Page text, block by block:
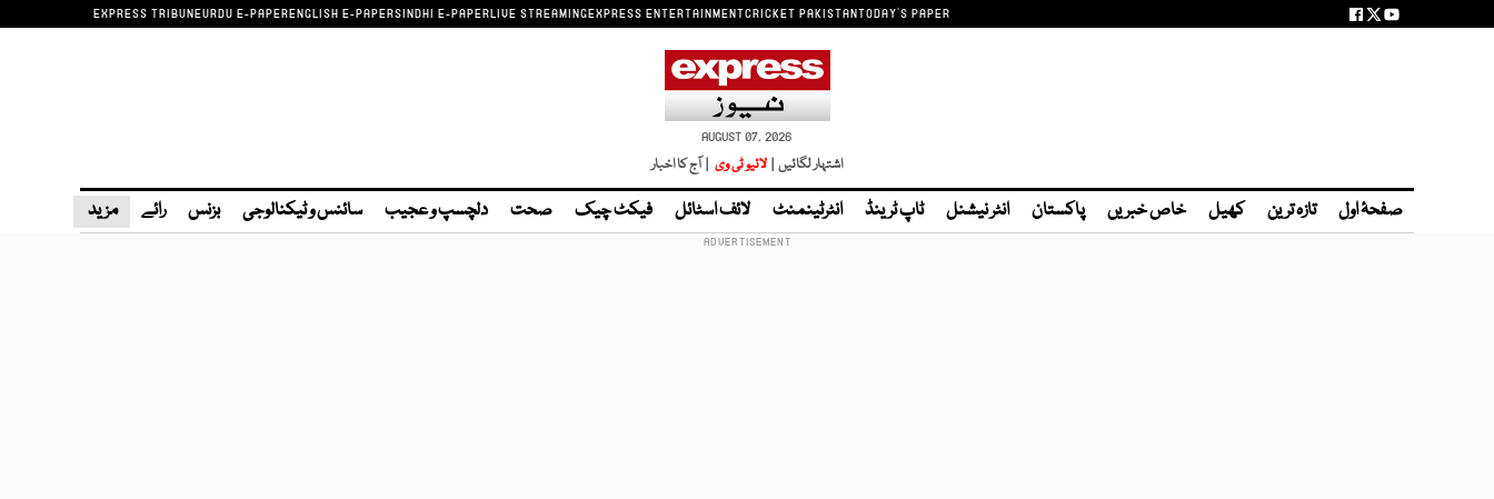
EXPRESS TRIBUNEURDU E-PAPERENGLISH E-PAPERSINDHI E-PAPERLIVE STREAMINGEXPRESS ENTERTAINMENTCRICKET PAKISTANTODAY'S PAPER
AUGUST 07, 2026
اشتہار لگائیں | لائیو ٹی وی | آج کا اخبار
صفحۂ اول تازہ ترین کھیل خاص خبریں پاکستان انٹر نیشنل ٹاپ ٹرینڈ انٹرٹینمنٹ لائف اسٹائل فیکٹ چیک صحت دلچسپ و عجیب سائنس و ٹیکنالوجی بزنس رائے مزید